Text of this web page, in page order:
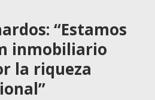
“Estamos
inmobiliario
la riqueza